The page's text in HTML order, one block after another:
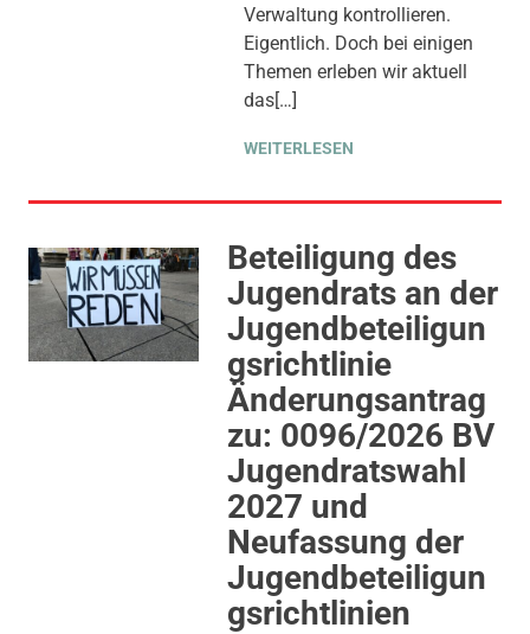
FINANZEN,SOZIALE
SICHERUNG & TEILHABE
Verwaltung kontrollieren.
Eigentlich. Doch bei einigen
Themen erleben wir aktuell
das[…]
WEITERLESEN
Beteiligung des
Jugendrats an der
Jugendbeteiligun
gsrichtlinie
Änderungsantrag
zu: 0096/2026 BV
Jugendratswahl
2027 und
Neufassung der
Jugendbeteiligun
gsrichtlinien